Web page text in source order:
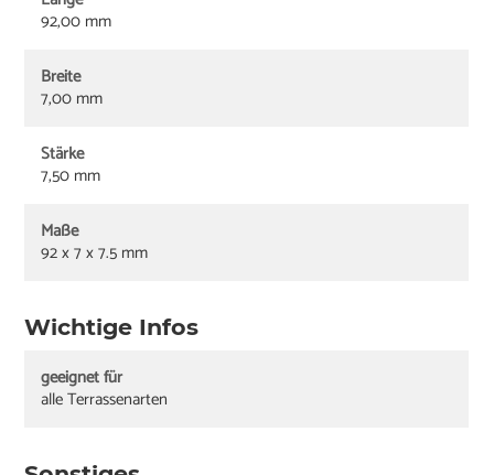
92,00 mm
Breite
7,00 mm
Stärke
7,50 mm
Maße
92 x 7 x 7.5 mm
Wichtige Infos
geeignet für
alle Terrassenarten